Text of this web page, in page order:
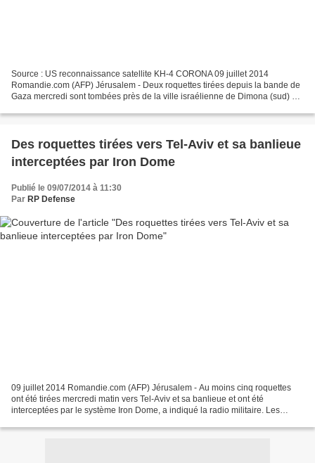
Source : US reconnaissance satellite KH-4 CORONA 09 juillet 2014
Romandie.com (AFP) Jérusalem - Deux roquettes tirées depuis la bande de
Gaza mercredi sont tombées près de la ville israélienne de Dimona (sud) qui
Des roquettes tirées vers Tel-Aviv et sa banlieue
interceptées par Iron Dome
Publié le 09/07/2014 à 11:30
Par RP Defense
09 juillet 2014 Romandie.com (AFP) Jérusalem - Au moins cinq roquettes
ont été tirées mercredi matin vers Tel-Aviv et sa banlieue et ont été
interceptées par le système Iron Dome, a indiqué la radio militaire. Les